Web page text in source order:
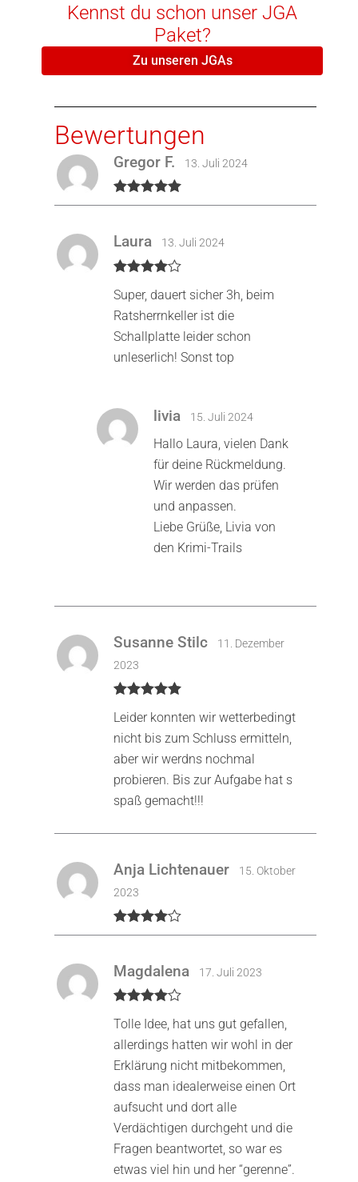
Kennst du schon unser JGA
Paket?
Zu unseren JGAs
Bewertungen
Bewertet mit
Gregor F. 13. Juli 2024
mit4von
5
Laura 13. Juli 2024
Super, dauert sicher 3h, beim
Ratsherrnkeller ist die
Schallplatte leider schon
unleserlich! Sonst top
livia 15. Juli 2024
Hallo Laura, vielen Dank
für deine Rückmeldung.
Wir werden das prüfen
und anpassen.
Liebe Grüße, Livia von
den Krimi-Trails
5von 5
Susanne Stilc
11. Dezember
2023
Leider konnten wir wetterbedingt
nicht bis zum Schluss ermitteln,
aber wir werdns nochmal
probieren. Bis zur Aufgabe hat s
spaß gemacht!!!
Bewertet
Anja Lichtenauer
15. Oktober
2023
mit4von
5
Magdalena 17. Juli 2023
Tolle Idee, hat uns gut gefallen,
allerdings hatten wir wohl in der
Erklärung nicht mitbekommen,
dass man idealerweise einen Ort
aufsucht und dort alle
Verdächtigen durchgeht und die
Fragen beantwortet, so war es
etwas viel hin und her “gerenne”.